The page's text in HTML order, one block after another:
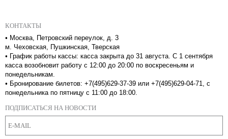
КОНТАКТЫ
• Москва, Петровский переулок, д. 3
м. Чеховская, Пушкинская, Тверская
• График работы кассы: касса закрыта до 31 августа. С 1 сентября
касса возобновит работу с 12:00 до 20:00 по воскресеньям и
понедельникам.
• Бронирование билетов: +7(495)629-37-39 или +7(495)629-04-71, с
понедельника по пятницу с 11:00 до 18:00.
ПОДПИСАТЬСЯ НА НОВОСТИ